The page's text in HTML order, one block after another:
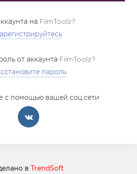
на FilmToolz?
от аккаунта FilmToolz?
пароль
с помощью вашей соц.сети
в TrendSoft